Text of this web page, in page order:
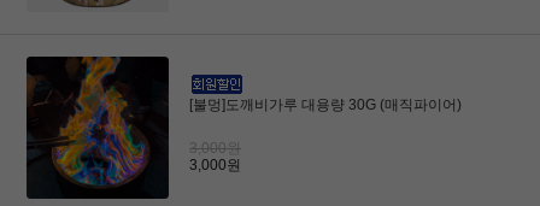
[불멍]도깨비가루 대용량 30G (매직파이어)
3,000원
3,000원